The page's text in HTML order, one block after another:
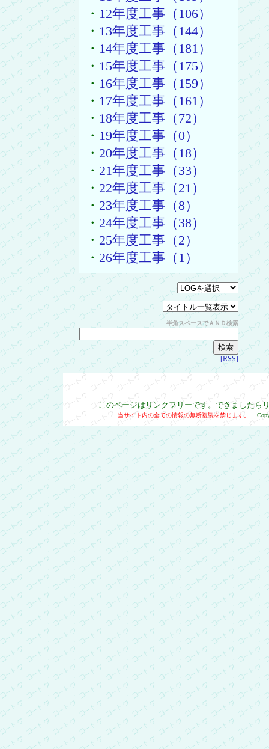
・ 12年度工事（106）
・ 13年度工事（144）
・ 14年度工事（181）
・ 15年度工事（175）
・ 16年度工事（159）
・ 17年度工事（161）
・ 18年度工事（72）
・ 19年度工事（0）
・ 20年度工事（18）
・ 21年度工事（33）
・ 22年度工事（21）
・ 23年度工事（8）
・ 24年度工事（38）
・ 25年度工事（2）
・ 26年度工事（1）
半角スペースでＡＮＤ検索
[RSS]
このページはリンクフリーです。できましたら
当サイト内の全ての情報の無断複製を禁じます。